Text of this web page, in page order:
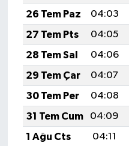
26 Tem Paz
04:03
27 Tem Pts
04:05
28 Tem Sal
04:06
29 Tem Çar
04:07
30 Tem Per
04:08
31 Tem Cum
04:09
1 Ağu Cts
04:11